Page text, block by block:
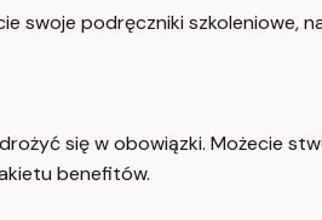
swoje podręczniki szkoleniowe,
się w obowiązki. Możecie
benefitów.